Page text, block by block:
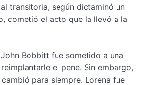
transitoria, según dictaminó un
cometió el acto que la llevó a la
Bobbitt fue sometido a una
el pene. Sin embargo,
para siempre. Lorena fue